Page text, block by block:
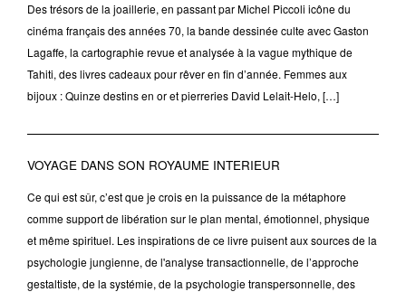
Des trésors de la joaillerie, en passant par Michel Piccoli icône du
cinéma français des années 70, la bande dessinée culte avec Gaston
Lagaffe, la cartographie revue et analysée à la vague mythique de
Tahiti, des livres cadeaux pour rêver en fin d’année. Femmes aux
bijoux : Quinze destins en or et pierreries David Lelait-Helo, […]
VOYAGE DANS SON ROYAUME INTERIEUR
Ce qui est sûr, c’est que je crois en la puissance de la métaphore
comme support de libération sur le plan mental, émotionnel, physique
et même spirituel. Les inspirations de ce livre puisent aux sources de la
psychologie jungienne, de l'analyse transactionnelle, de l’approche
gestaltiste, de la systémie, de la psychologie transpersonnelle, des